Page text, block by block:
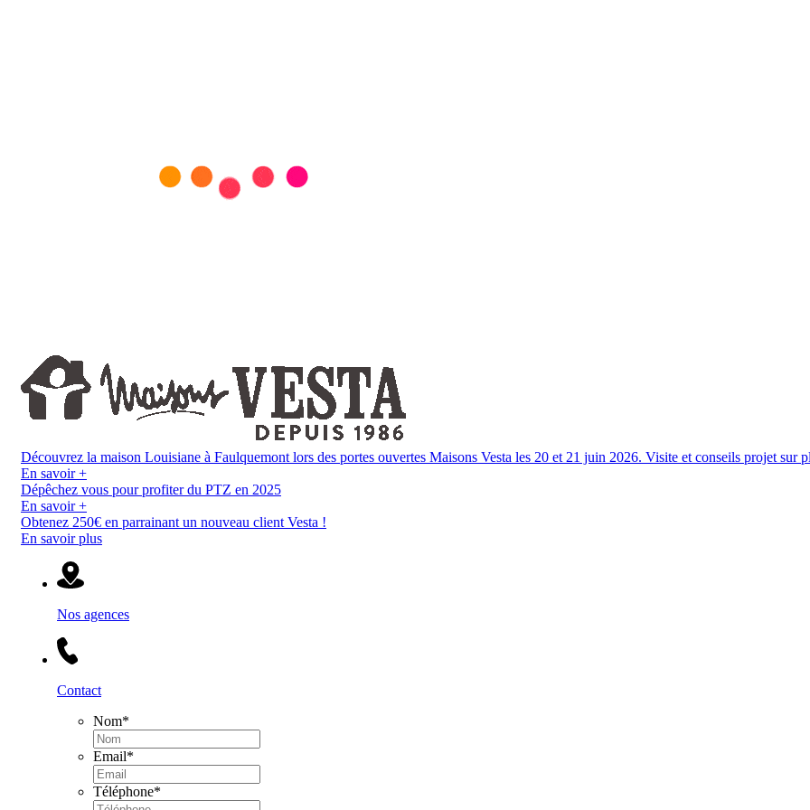
Découvrez la maison Louisiane à Faulquemont lors des portes ouvertes Maisons Vesta les 20 et 21 juin 2026. Visite et conseils projet sur
En savoir +
Dépêchez vous pour profiter du PTZ en 2025
En savoir +
Obtenez 250€ en parrainant un nouveau client Vesta !
En savoir plus
Nos agences
Contact
Nom*
Email*
Téléphone*